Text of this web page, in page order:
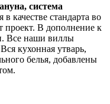
система
в качестве стандарта во
проект. В дополнение к
Все наши виллы
кухонная утварь,
белья, добавлены